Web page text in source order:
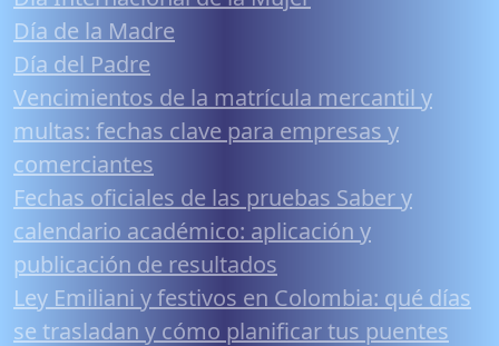
Día de la Madre
Día del Padre
Vencimientos de la matrícula mercantil y
multas: fechas clave para empresas y
comerciantes
Fechas oficiales de las pruebas Saber y
calendario académico: aplicación y
publicación de resultados
Ley Emiliani y festivos en Colombia: qué días
se trasladan y cómo planificar tus puentes